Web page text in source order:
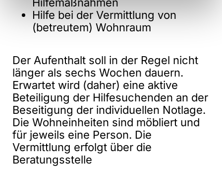
Hilfe bei der Vermittlung von
(betreutem) Wohnraum
Der Aufenthalt soll in der Regel nicht
länger als sechs Wochen dauern.
Erwartet wird (daher) eine aktive
Beteiligung der Hilfesuchenden an der
Beseitigung der individuellen Notlage.
Die Wohneinheiten sind möbliert und
für jeweils eine Person. Die
Vermittlung erfolgt über die
Beratungsstelle